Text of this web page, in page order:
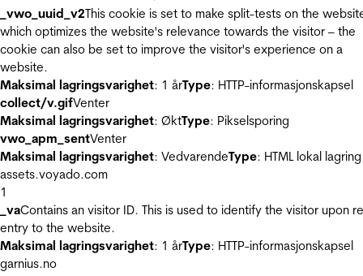
_vwo_uuid_v2This cookie is set to make split-tests on the
which optimizes the website's relevance towards the visitor – the
cookie can also be set to improve the visitor's experience on a
website.
Maksimal lagringsvarighet: 1 årType: HTTP-informasjonskapsel
collect/v.gifVenter
Maksimal lagringsvarighet: ØktType: Pikselsporing
vwo_apm_sentVenter
Maksimal lagringsvarighet: VedvarendeType: HTML lokal lagring
assets.voyado.com
1
_vaContains an visitor ID. This is used to identify the visitor upon
entry to the website.
Maksimal lagringsvarighet: 1 årType: HTTP-informasjonskapsel
garnius.no